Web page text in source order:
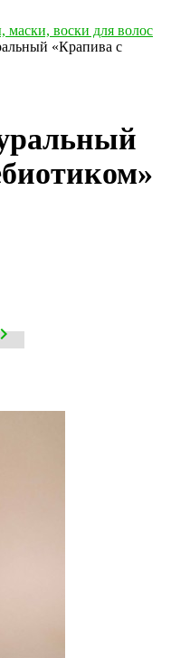
воски для волос
«Крапива с